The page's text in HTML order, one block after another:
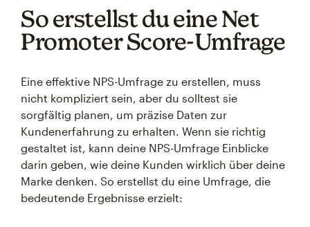
So erstellst du eine Net
Promoter Score-Umfrage
Eine effektive NPS-Umfrage zu erstellen, muss
nicht kompliziert sein, aber du solltest sie
sorgfältig planen, um präzise Daten zur
Kundenerfahrung zu erhalten. Wenn sie richtig
gestaltet ist, kann deine NPS-Umfrage Einblicke
darin geben, wie deine Kunden wirklich über deine
Marke denken. So erstellst du eine Umfrage, die
bedeutende Ergebnisse erzielt: